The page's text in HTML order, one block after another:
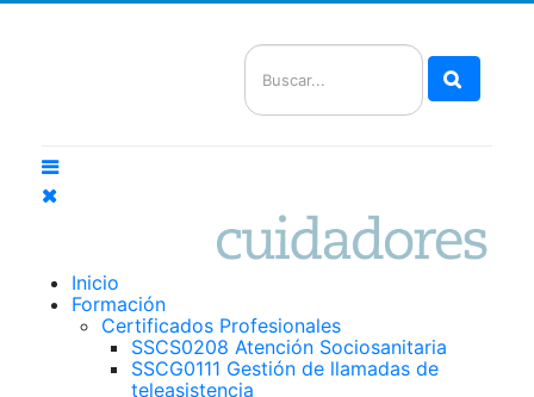
Inicio
Formación
Certificados Profesionales
SSCS0208 Atención Sociosanitaria
SSCG0111 Gestión de llamadas de
teleasistencia